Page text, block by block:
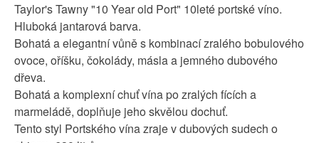
Taylor's Tawny "10 Year old Port" 10leté portské víno.
Hluboká jantarová barva.
Bohatá a elegantní vůně s kombinací zralého bobulového
ovoce, oříšku, čokolády, másla a jemného dubového
dřeva.
Bohatá a komplexní chuť vína po zralých fících a
marmeládě, doplňuje jeho skvělou dochuť.
Tento styl Portského vína zraje v dubových sudech o